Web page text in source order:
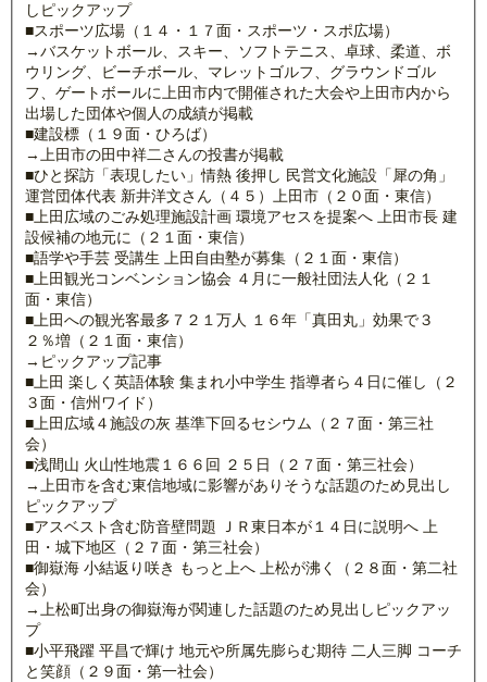
しピックアップ
■スポーツ広場（１４・１７面・スポーツ・スポ広場）
→バスケットボール、スキー、ソフトテニス、卓球、柔道、ボ
ウリング、ビーチボール、マレットゴルフ、グラウンドゴル
フ、ゲートボールに上田市内で開催された大会や上田市内から
出場した団体や個人の成績が掲載
■建設標（１９面・ひろば）
→上田市の田中祥二さんの投書が掲載
■ひと探訪「表現したい」情熱 後押し 民営文化施設「犀の角」
運営団体代表 新井洋文さん（４５）上田市（２０面・東信）
■上田広域のごみ処理施設計画 環境アセスを提案へ 上田市長 建
設候補の地元に（２１面・東信）
■語学や手芸 受講生 上田自由塾が募集（２１面・東信）
■上田観光コンベンション協会 ４月に一般社団法人化（２１
面・東信）
■上田への観光客最多７２１万人 １６年「真田丸」効果で３
２％増（２１面・東信）
→ピックアップ記事
■上田 楽しく英語体験 集まれ小中学生 指導者ら４日に催し（２
３面・信州ワイド）
■上田広域４施設の灰 基準下回るセシウム（２７面・第三社
会）
■浅間山 火山性地震１６６回 ２５日（２７面・第三社会）
→上田市を含む東信地域に影響がありそうな話題のため見出し
ピックアップ
■アスベスト含む防音壁問題 ＪＲ東日本が１４日に説明へ 上
田・城下地区（２７面・第三社会）
■御嶽海 小結返り咲き もっと上へ 上松が沸く（２８面・第二社
会）
→上松町出身の御嶽海が関連した話題のため見出しピックアッ
プ
■小平飛躍 平昌で輝け 地元や所属先膨らむ期待 二人三脚 コーチ
と笑顔（２９面・第一社会）